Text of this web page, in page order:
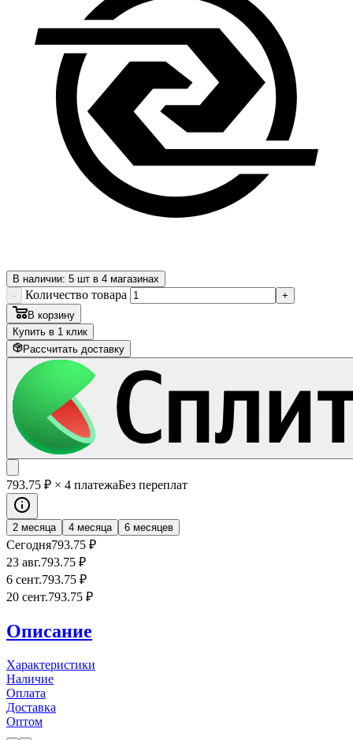
В наличии: 5 шт в 4 магазинах
-
Количество товара
+
В корзину
Купить в 1 клик
Рассчитать доставку
793.75 ₽ × 4 платежаБез переплат
2 месяца 4 месяца 6 месяцев
Сегодня793.75 ₽
23 авг.793.75 ₽
6 сент.793.75 ₽
20 сент.793.75 ₽
Описание
Характеристики
Наличие
Оплата
Доставка
Оптом